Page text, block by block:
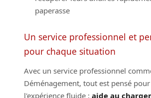
paperasse
Un service professionnel et
pour chaque situation
Avec un service professionnel
Déménagement, tout est pensé
l'expérience fluide : aide au